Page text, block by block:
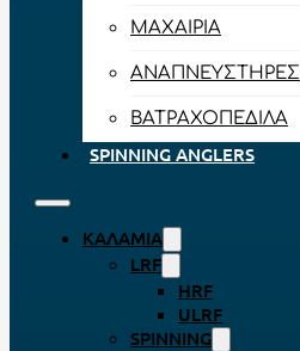
ΜΑΧΑΊΡΙΑ
ΑΝΑΠΝΕΥΣΤΉΡΕΣ
ΒΑΤΡΑΧΟΠΈΔΙΛΑ
SPINNING ANGLERS
ΚΑΛΆΜΙΑ
LRF
HRF
ULRF
SPINNING